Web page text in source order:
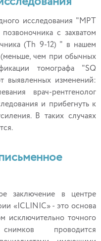
исследования "МРТ
с захватом
(Th 9-12) " в нашем
чем при обычных
томографа "SQ
выявленных изменений:
врач-рентгенолог
и прибегнуть к
В таких случаях
заключение в центре
«ICLINIC» - это основа
исключительно точного
проводится